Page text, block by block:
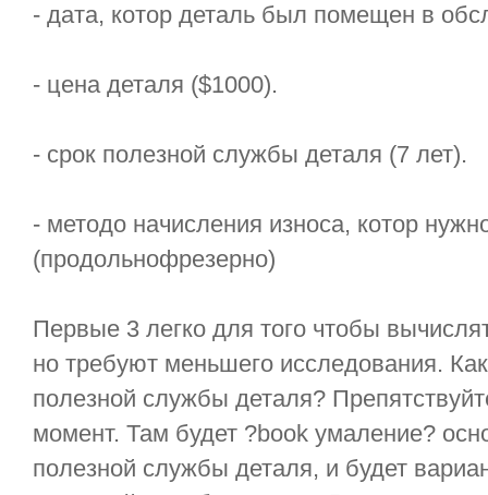
- дата, котор деталь был помещен в
- цена деталя ($1000).
- срок полезной службы деталя (7 лет).
- методо начисления износа, котор
(продольнофрезерно)
Первые 3 легко для того чтобы
но требуют меньшего исследования.
полезной службы деталя?
момент. Там будет ?book умаление?
полезной службы деталя, и будет